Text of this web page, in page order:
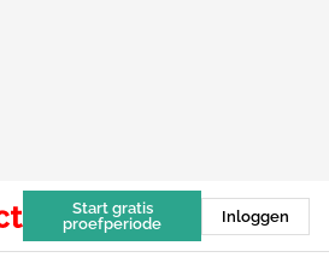
Start gratis
proefperiode
Inloggen